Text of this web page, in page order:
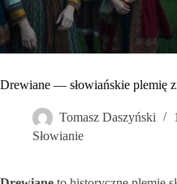
Drewiane — słowiańskie plemię
Tomasz Daszyński
Słowianie